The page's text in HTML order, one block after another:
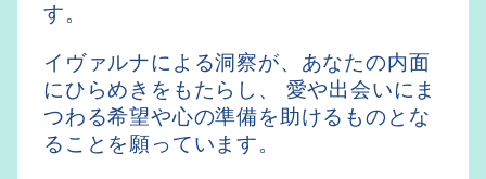
す。
イヴァルナによる洞察が、あなたの内面
にひらめきをもたらし、 愛や出会いにま
つわる希望や心の準備を助けるものとな
ることを願っています。